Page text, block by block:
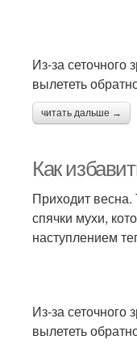
Из-за сеточного
вылететь
читать дальше →
Как
Приходит
спячки мухи,
наступлением
Из-за сеточного
вылететь